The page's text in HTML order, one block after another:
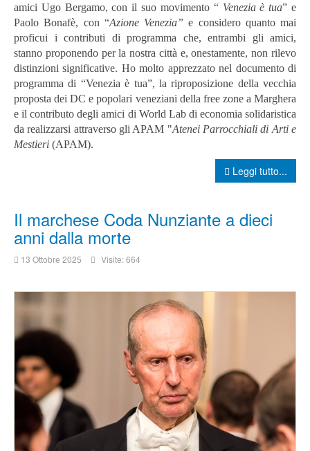
amici Ugo Bergamo, con il suo movimento “ Venezia è tua” e
Paolo Bonafè, con “Azione Venezia” e considero quanto mai
proficui i contributi di programma che, entrambi gli amici,
stanno proponendo per la nostra città e, onestamente, non rilevo
distinzioni significative. Ho molto apprezzato nel documento di
programma di “Venezia è tua”, la riproposizione della vecchia
proposta dei DC e popolari veneziani della free zone a Marghera
e il contributo degli amici di World Lab di economia solidaristica
da realizzarsi attraverso gli APAM "Atenei Parrocchiali di Arti e
Mestieri (APAM).
Leggi tutto...
Il marchese Coda Nunziante a dieci
anni dalla morte
13 Ottobre 2025 Visite: 664